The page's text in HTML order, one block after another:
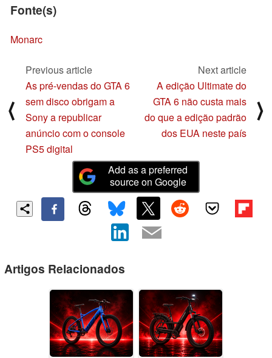
Fonte(s)
Monarc
⟨
Previous article
As pré-vendas do GTA 6
sem disco obrigam a
Sony a republicar
anúncio com o console
PS5 digital
Next article
A edição Ultimate do
GTA 6 não custa mais
do que a edição padrão
dos EUA neste país
⟩
Add as a preferred
source on Google
Artigos Relacionados